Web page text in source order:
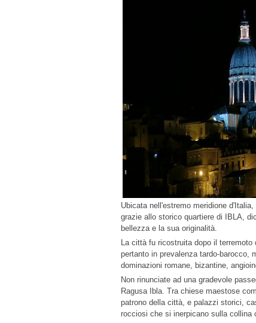
Ubicata nell'estremo meridione
grazie allo storico quartiere di IBLA,
bellezza e la sua originalità.
La città fu ricostruita dopo il
pertanto in prevalenza tardo-barocco,
dominazioni romane, bizantine,
Non rinunciate ad una gradevole
Ragusa Ibla. Tra chiese maestose
patrono della città, e palazzi storici,
rocciosi che si inerpicano sulla collina